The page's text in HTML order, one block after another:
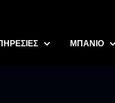
ΜΠΑΝΙΟ